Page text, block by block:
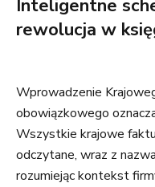
Inteligentne
rewolucja w
Wprowadzenie
obowiązkowego
Wszystkie krajowe
odczytane, wraz z
rozumiejąc kontekst